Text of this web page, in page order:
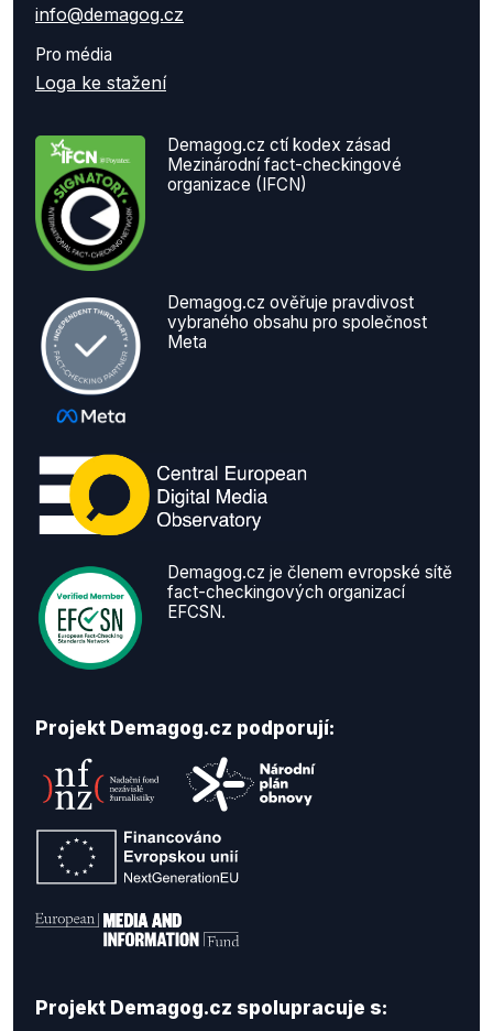
info@demagog.cz
Pro média
Loga ke stažení
Demagog.cz ctí kodex zásad
Mezinárodní fact-checkingové
organizace (IFCN)
Demagog.cz ověřuje pravdivost
vybraného obsahu pro společnost
Meta
Demagog.cz je členem evropské sítě
fact-checkingových organizací
EFCSN.
Projekt Demagog.cz podporují:
Projekt Demagog.cz spolupracuje s: